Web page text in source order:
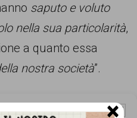
Cookie
saputo e voluto
nella sua particolarità,
a quanto essa
nostra società”.
bianco sul razzismo in
×